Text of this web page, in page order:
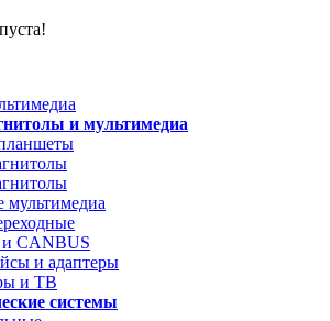
и мультимедиа
и CANBUS
и адаптеры
и ТВ
системы